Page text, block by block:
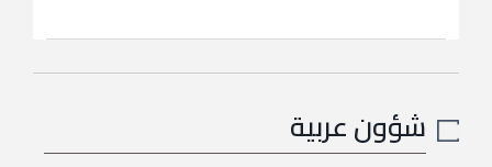
شؤون عربية